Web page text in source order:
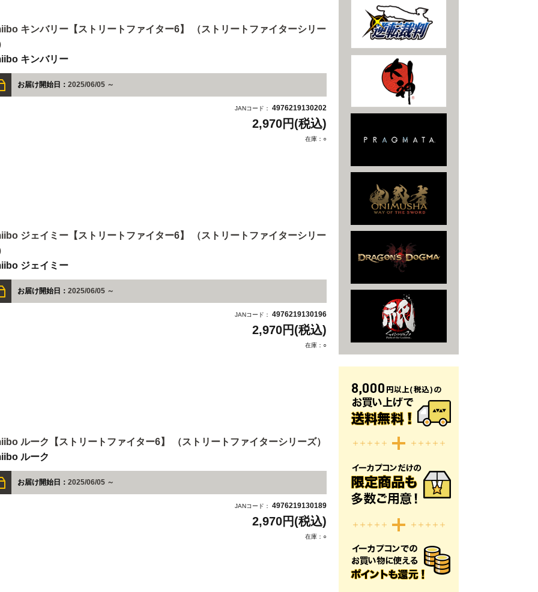
キンバリー【ストリートファイター6】 （ストリートファイターシリー
キンバリー
お届け開始日： 2025/06/05 ～
JANコード： 4976219130202
2,970円(税込)
在庫：○
ジェイミー【ストリートファイター6】 （ストリートファイターシリー
ジェイミー
お届け開始日： 2025/06/05 ～
JANコード： 4976219130196
2,970円(税込)
在庫：○
ルーク【ストリートファイター6】 （ストリートファイターシリーズ）
ルーク
お届け開始日： 2025/06/05 ～
JANコード： 4976219130189
2,970円(税込)
在庫：○